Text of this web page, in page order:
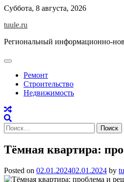
Skip
content
Суббота, 8 августа, 2026
tuule.ru
Региональный информационно-
Ремонт
Строительство
Недвижимость
Найти:
Тёмная квартира:
Posted on 02.01.202402.01.2024 by